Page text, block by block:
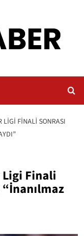
LIGI FINALI SONRASI
Finali